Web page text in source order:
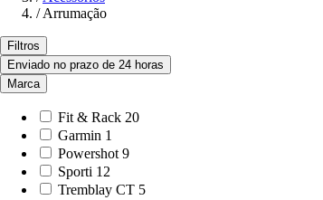
/Arrumação
Filtros
Enviado no prazo de 24 horas
Marca
Fit & Rack 20
Garmin 1
Powershot 9
Sporti 12
Tremblay CT 5